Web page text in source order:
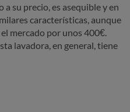
su precio, es asequible y en
características, aunque
mercado por unos 400€.
lavadora, en general, tiene